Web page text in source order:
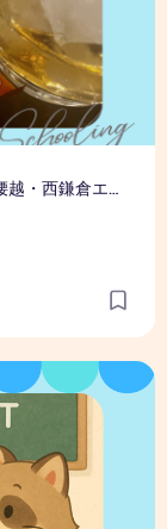
C Schooling 英語教室（七里ヶ浜・腰越・西鎌倉エリア）